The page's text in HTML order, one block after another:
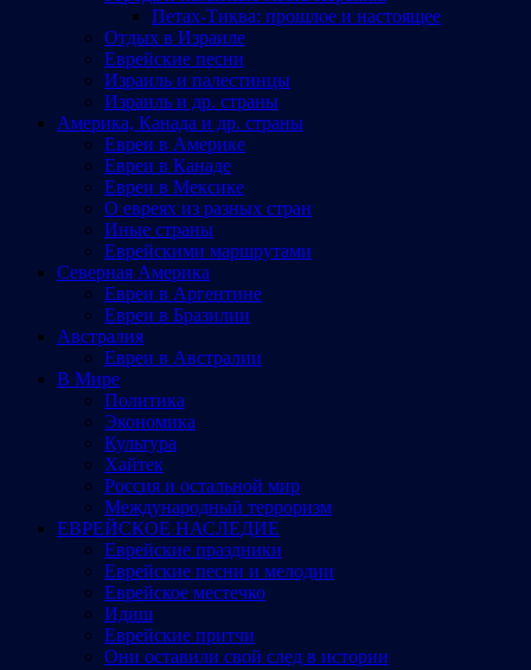
Петах-Тиква: прошлое и настоящее
Отдых в Израиле
Еврейские песни
Израиль и палестинцы
Израиль и др. страны
Америка, Канада и др. страны
Евреи в Америке
Евреи в Канаде
Евреи в Мексике
О евреях из разных стран
Иные страны
Еврейскими маршрутами
Северная Америка
Евреи в Аргентине
Евреи в Бразилии
Австралия
Евреи в Австралии
В Мире
Политика
Экономика
Культура
Хайтек
Россия и остальной мир
Международный терроризм
ЕВРЕЙСКОЕ НАСЛЕДИЕ
Еврейские праздники
Еврейские песни и мелодии
Еврейское местечко
Идиш
Еврейские притчи
Они оставили свой след в истории